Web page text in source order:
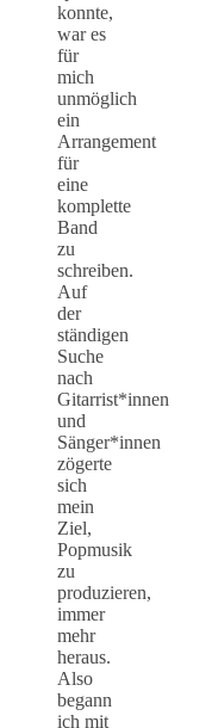
konnte,
war es
für
mich
unmöglich
ein
Arrangement
für
eine
komplette
Band
zu
schreiben.
Auf
der
ständigen
Suche
nach
Gitarrist*innen
und
Sänger*innen
zögerte
sich
mein
Ziel,
Popmusik
zu
produzieren,
immer
mehr
heraus.
Also
begann
ich mit